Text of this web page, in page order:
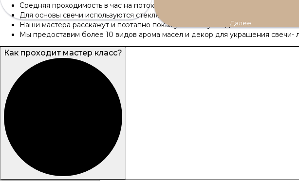
Далее
Средняя проходимость в час на поток – 15-20 чел
Для основы свечи используются стеклянные емкости различных видов и
Наши мастера расскажут и поэтапно покажут технику создания свечи из воска
Мы предоставим более 10 видов арома масел и декор для украшения свечи-
Как проходит мастер класс?